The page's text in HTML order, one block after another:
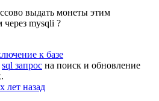
выдать монеты этим
через mysqli ?
к базе
sql запрос на поиск и обновление
лет назад